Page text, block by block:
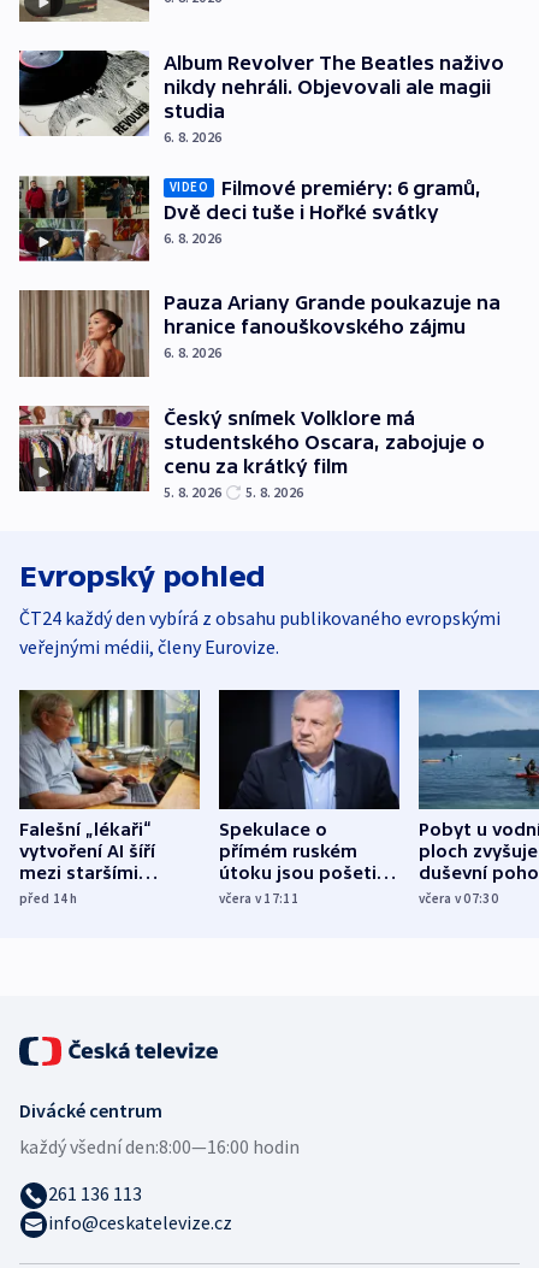
Album Revolver The Beatles naživo
nikdy nehráli. Objevovali ale magii
studia
6. 8. 2026
VIDEO
Filmové premiéry: 6 gramů,
Dvě deci tuše i Hořké svátky
6. 8. 2026
Pauza Ariany Grande poukazuje na
hranice fanouškovského zájmu
6. 8. 2026
Český snímek Volklore má
studentského Oscara, zabojuje o
cenu za krátký film
5. 8. 2026 5. 8. 2026
Evropský pohled
ČT24 každý den vybírá z obsahu publikovaného evropskými
veřejnými médii, členy Eurovize.
Falešní „lékaři“
vytvoření AI šíří
mezi staršími
Poláky nebezpečné
před 14h
Spekulace o
přímém ruském
útoku jsou pošetilé,
míní estonský
včera v 17:11
Pobyt u
ploch zvyšuje
duševní
ukázala
včera v 07:30
Divácké centrum
každý všední den:8:00—16:00 hodin
261 136 113
info@ceskatelevize.cz